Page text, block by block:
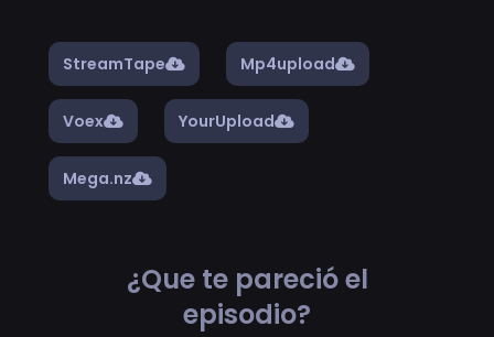
StreamTape Mp4upload
Voex YourUpload
Mega.nz
¿Que te pareció el
episodio?